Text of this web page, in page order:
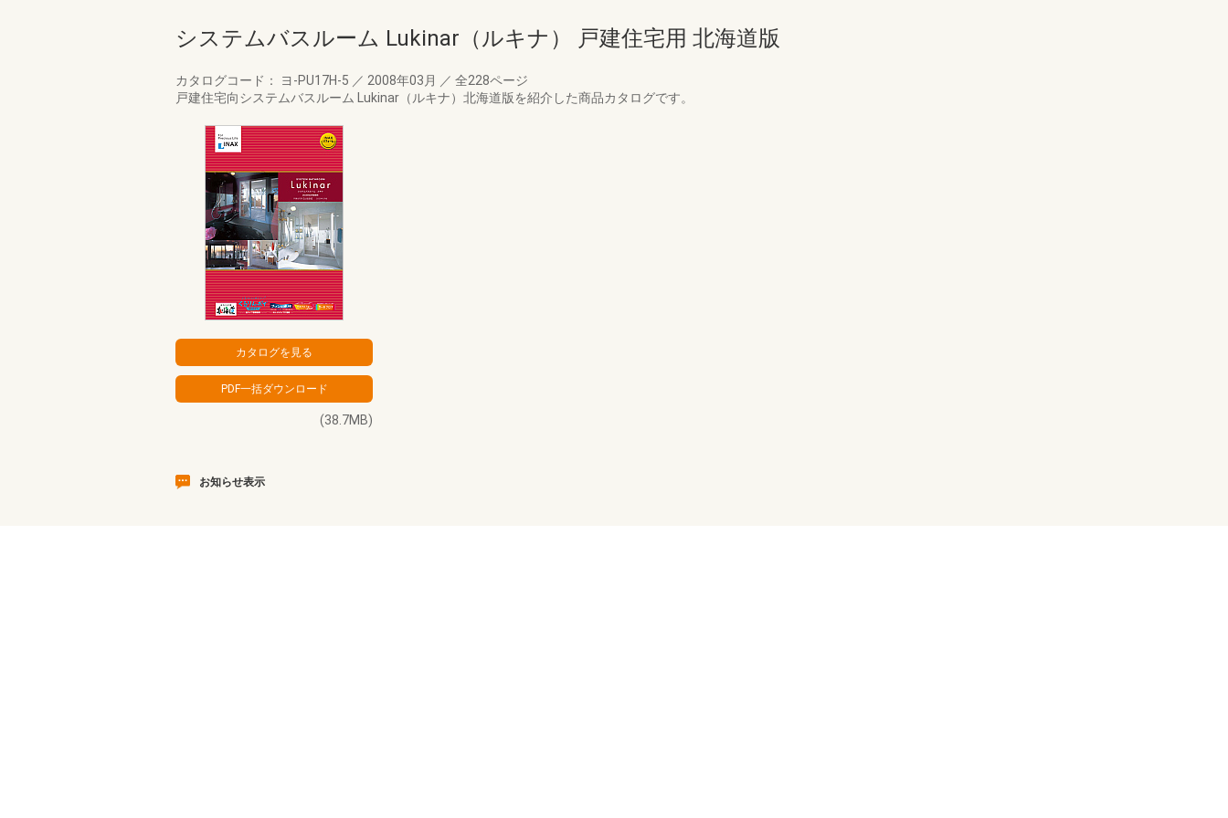
システムバスルーム Lukinar（ルキナ） 戸建住宅用 北海道版
カタログコード： ヨ-PU17H-5 ／ 2008年03月 ／ 全228ページ
戸建住宅向システムバスルーム Lukinar（ルキナ）北海道版を紹介した商品カタログです。
(38.7MB)
お知らせ表示